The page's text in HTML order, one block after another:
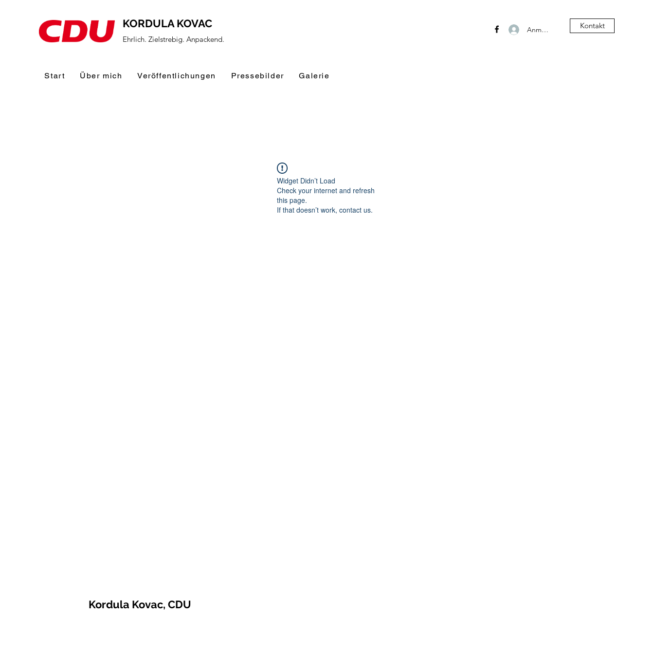
KORDULA KOVAC
Ehrlich. Zielstrebig. Anpackend.
Start Über mich Veröffentlichungen Pressebilder Galerie
Anmelden Kontakt
Widget Didn’t Load
Check your internet and refresh
this page.
If that doesn’t work, contact us.
Kordula Kovac, CDU